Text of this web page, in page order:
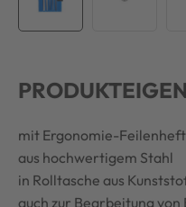
mit Ergonomie-Feilenheft
aus hochwertigem Stahl
in Rolltasche aus
auch zur Bearbeitung von